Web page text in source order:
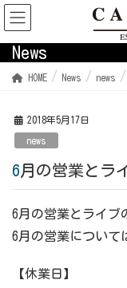
News
HOME News news
2018年5月17日
news
6月の営業とラ
6月の営業とライブ
6月の営業について
【休業日】